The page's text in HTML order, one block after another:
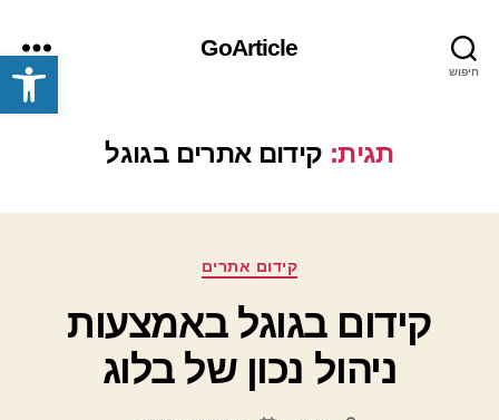
פתח סרגל נגישות חיפוש
GoArticle
תפריט
תגית: קידום אתרים בגוגל
קטגוריות
קידום אתרים
קידום בגוגל באמצעות
ניהול נכון של בלוג